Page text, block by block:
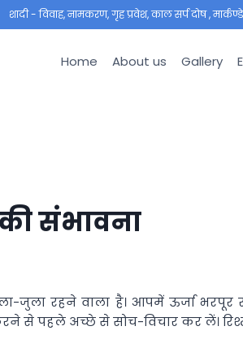
शादी - विवाह, नामकरण, गृह प्रवेश, काल सर्प दोष ,
Home About us Gallery
संभावना
जुला रहने वाला है। आपमें ऊर्जा भरपूर
से पहले अच्छे से सोच-विचार कर लें।